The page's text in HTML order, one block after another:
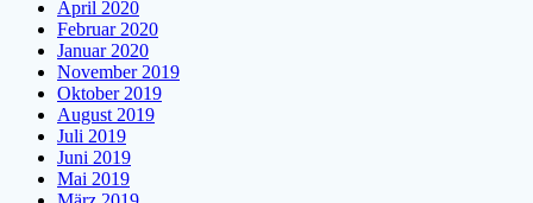
April 2020
Februar 2020
Januar 2020
November 2019
Oktober 2019
August 2019
Juli 2019
Juni 2019
Mai 2019